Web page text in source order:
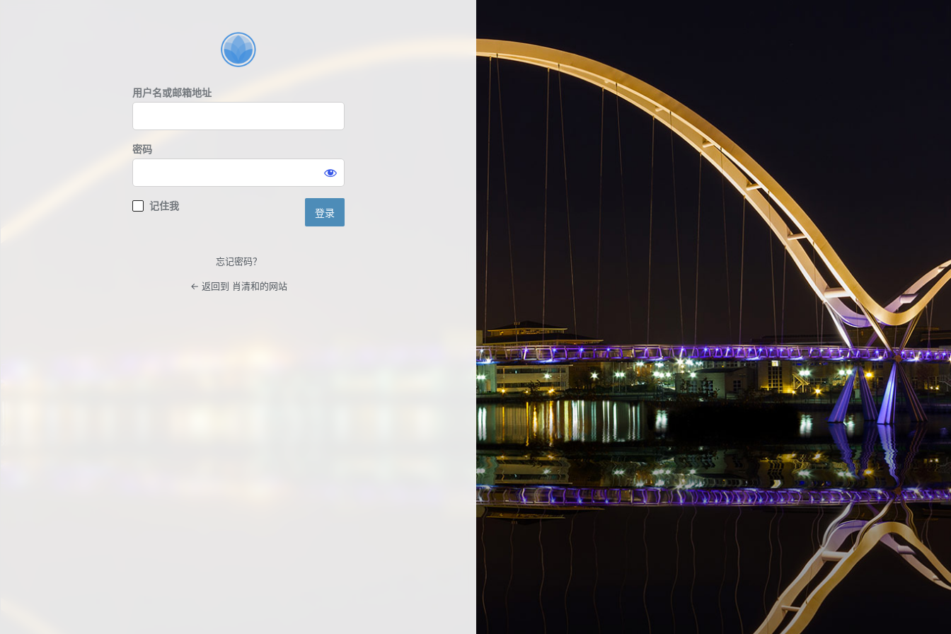
用户名或邮箱地址
密码
记住我
忘记密码？
← 返回到 肖清和的网站